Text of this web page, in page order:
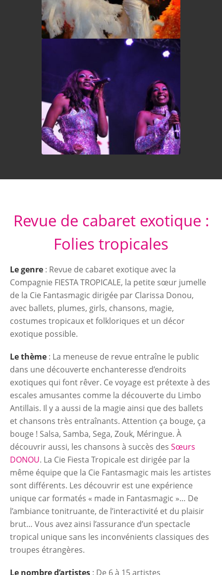
Revue de cabaret exotique :
Folies tropicales
Le genre : Revue de cabaret exotique avec la
Compagnie FIESTA TROPICALE, la petite sœur jumelle
de la Cie Fantasmagic dirigée par Clarissa Donou,
avec ballets, plumes, girls, chansons, magie,
costumes tropicaux et folkloriques et un décor
exotique possible.
Le thème : La meneuse de revue entraîne le public
dans une découverte enchanteresse d’endroits
exotiques qui font rêver. Ce voyage est prétexte à des
escales amusantes comme la découverte du Limbo
Antillais. Il y a aussi de la magie ainsi que des ballets
et chansons très entraînants. Attention ça bouge, ça
bouge ! Salsa, Samba, Sega, Zouk, Méringue. À
découvrir aussi, les chansons à succès des Sœurs
DONOU. La Cie Fiesta Tropicale est dirigée par la
même équipe que la Cie Fantasmagic mais les artistes
sont différents. Les découvrir est une expérience
unique car formatés « made in Fantasmagic »… De
l’ambiance tonitruante, de l’interactivité et du plaisir
brut… Vous avez ainsi l’assurance d’un spectacle
tropical unique sans les inconvénients classiques des
troupes étrangères.
Le nombre d’artistes : De 6 à 15 artistes